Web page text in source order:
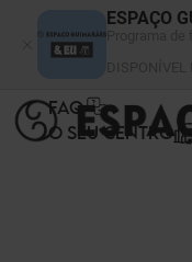
ESPAÇO
FAQ
O SEU CENTRO
Painel de